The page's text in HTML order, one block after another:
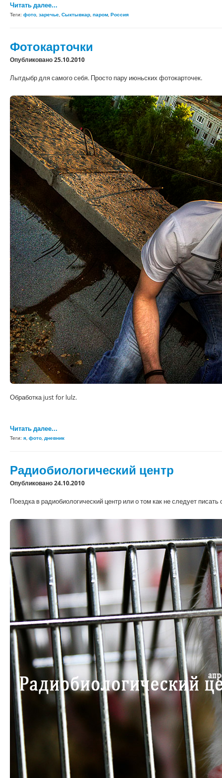
Читать далее...
Теги: фото, заречье, Сыктывкар, паром, Россия
Фотокарточки
Опубликовано 25.10.2010
Лытдыбр для самого себя. Просто пару июньских фотокарточек.
Обработка just for lulz.
Читать далее...
Теги: я, фото, дневник
Радиобиологический центр
Опубликовано 24.10.2010
Поездка в радиобиологический центр или о том как не следует писать